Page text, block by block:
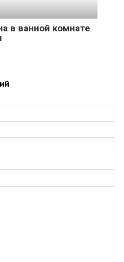
в ванной комнате